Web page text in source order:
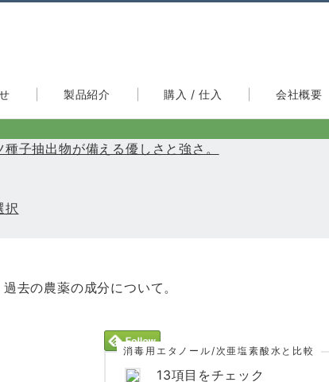
製品紹介 購入 / 仕入 会社概要
子抽出物が備える優しさと強さ。
択
去の農薬の成分について。
消毒用エタノール/次亜塩素酸水と比較
13項目をチェック